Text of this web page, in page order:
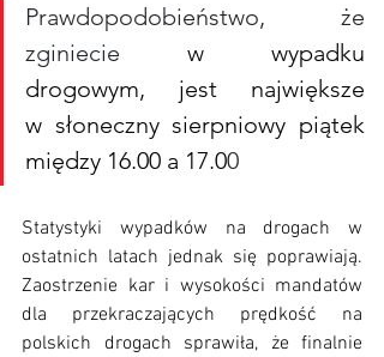
Prawdopodobieństwo, że
zginiecie w wypadku
drogowym, jest największe
w słoneczny sierpniowy piątek
między 16.00 a 17.00
Statystyki wypadków na drogach w
ostatnich latach jednak się poprawiają.
Zaostrzenie kar i wysokości mandatów
dla przekraczających prędkość na
polskich drogach sprawiła, że finalnie